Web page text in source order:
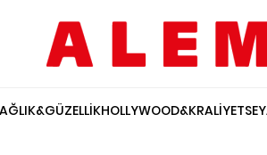
HOLLYWOOD&KRALİYET